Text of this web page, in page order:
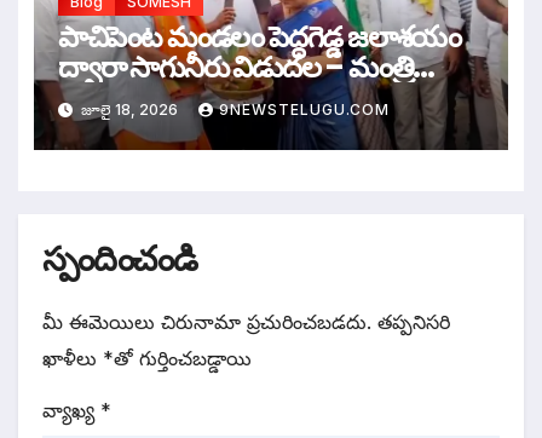
పాచిపెంట మండలం పెద్దగెడ్డ జలాశయం
ద్వారా సాగునీరు విడుదల – మంత్రి
గుమ్మిడి సంధ్యారాణి
జూలై 18, 2026 9NEWSTELUGU.COM
స్పందించండి
మీ ఈమెయిలు చిరునామా ప్రచురించబడదు. తప్పనిసరి
ఖాళీలు *‌తో గుర్తించబడ్డాయి
వ్యాఖ్య *